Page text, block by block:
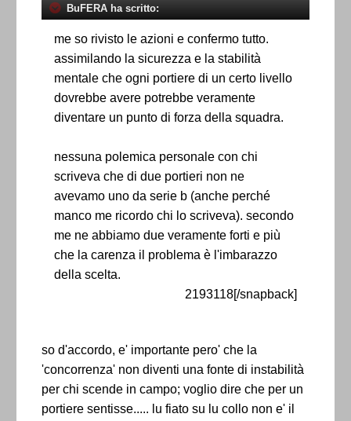
BuFERA ha scritto:
me so rivisto le azioni e confermo tutto.
assimilando la sicurezza e la stabilità
mentale che ogni portiere di un certo livello
dovrebbe avere potrebbe veramente
diventare un punto di forza della squadra.
nessuna polemica personale con chi
scriveva che di due portieri non ne
avevamo uno da serie b (anche perché
manco me ricordo chi lo scriveva). secondo
me ne abbiamo due veramente forti e più
che la carenza il problema è l'imbarazzo
della scelta.
2193118[/snapback]
so d'accordo, e' importante pero' che la
'concorrenza' non diventi una fonte di instabilità
per chi scende in campo; voglio dire che per un
portiere sentisse..... lu fiato su lu collo non e' il